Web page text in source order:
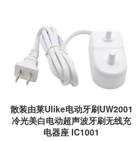
散装由莱Ulike电动牙刷UW2001
冷光美白电动超声波牙刷无线充
电器座 lC1001